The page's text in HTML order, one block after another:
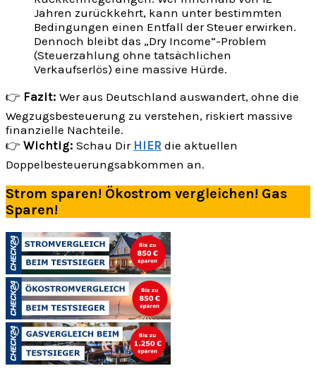
Jahren zurückkehrt, kann unter bestimmten
Bedingungen einen Entfall der Steuer erwirken.
Dennoch bleibt das „Dry Income“-Problem
(Steuerzahlung ohne tatsächlichen
Verkaufserlös) eine massive Hürde.
👉 Fazit: Wer aus Deutschland auswandert, ohne die
Wegzugsbesteuerung zu verstehen, riskiert massive
finanzielle Nachteile.
👉 Wichtig: Schau Dir HIER die aktuellen
Doppelbesteuerungsabkommen an.
Strom sparen! Ökostrom vergleichen! Gas
Sparen!